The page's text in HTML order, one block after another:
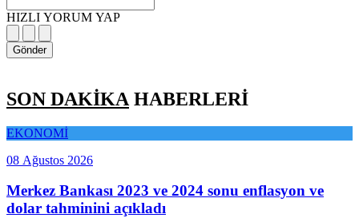
HIZLI YORUM YAP
Gönder
SON DAKİKA HABERLERİ
EKONOMİ
08 Ağustos 2026
Merkez Bankası 2023 ve 2024 sonu enflasyon ve
dolar tahminini açıkladı